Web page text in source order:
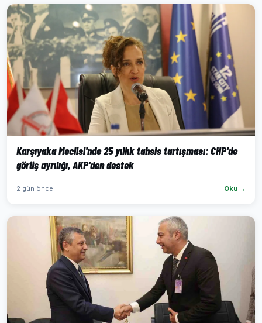
Karşıyaka Meclisi'nde 25 yıllık tahsis tartışması: CHP'de
görüş ayrılığı, AKP'den destek
2 gün önce Oku →